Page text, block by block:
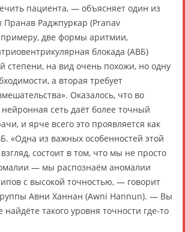
пациента, — объясняет один из
Пранав Раджпуркар (Pranav
две формы аритмии,
блокада (АВБ)
степени, на вид очень похожи, но одну
а вторая требует
Оказалось, что во
нейронная сеть даёт более точный
и ярче всего это проявляется как
«Одна из важных особенностей этой
состоит в том, что мы не просто
— мы распознаём аномалии
с высокой точностью, — говорит
Авни Ханнан (Awni Hannun). — Вы
такого уровня точности где-то